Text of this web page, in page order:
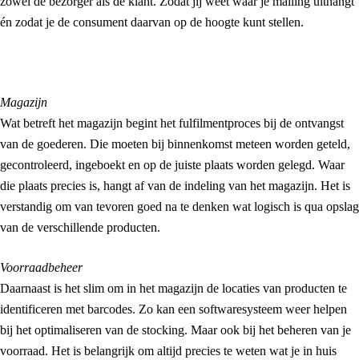
én zodat je de consument daarvan op de hoogte kunt stellen.
Magazijn
Wat betreft het magazijn begint het fulfilmentproces bij de ontvangst
van de goederen. Die moeten bij binnenkomst meteen worden geteld,
gecontroleerd, ingeboekt en op de juiste plaats worden gelegd. Waar
die plaats precies is, hangt af van de indeling van het magazijn. Het is
verstandig om van tevoren goed na te denken wat logisch is qua opslag
van de verschillende producten.
Voorraadbeheer
Daarnaast is het slim om in het magazijn de locaties van producten te
identificeren met barcodes. Zo kan een softwaresysteem weer helpen
bij het optimaliseren van de stocking. Maar ook bij het beheren van je
voorraad. Het is belangrijk om altijd precies te weten wat je in huis